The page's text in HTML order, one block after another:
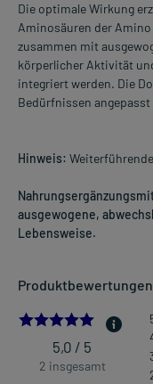
Die optimale Wirkung
Aminosäuren der
zusammen mit
körperlicher Aktivität
integriert werden. Die
Bedürfnissen angepasst
Hinweis:
ausgewogene,
Lebensweise.
5.0
5,0 / 5
2 insgesamt